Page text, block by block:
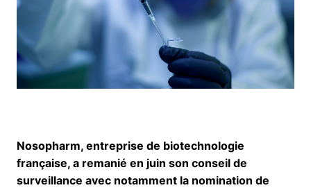
Nosopharm, entreprise de biotechnologie
française, a remanié en juin son conseil de
surveillance avec notamment la nomination de